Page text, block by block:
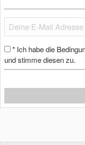
* Ich habe die
und stimme diesen zu.